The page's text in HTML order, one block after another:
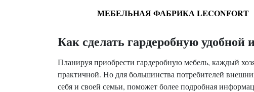
МЕБЕЛЬНАЯ ФАБРИКА LECONFORT
Как сделать гардеробную
Планируя приобрести гардеробную мебель, каждый
практичной. Но для большинства потребителей
себя и своей семьи, поможет более подробная